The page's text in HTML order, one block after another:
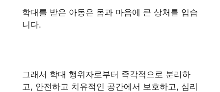
학대를 받은 아동은 몸과 마음에 큰 상처를 입습
니다.
그래서 학대 행위자로부터 즉각적으로 분리하
고, 안전하고 치유적인 공간에서 보호하고, 심리